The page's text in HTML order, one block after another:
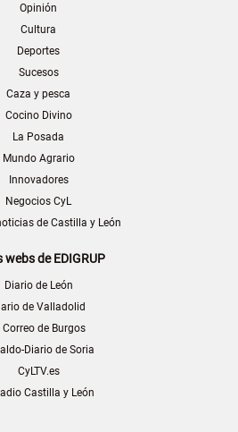
Opinión
Cultura
Deportes
Sucesos
Caza y pesca
Cocino Divino
La Posada
Mundo Agrario
Innovadores
Negocios CyL
de Castilla y León
webs de EDIGRUP
Diario de León
de Valladolid
Correo de Burgos
Diario de Soria
CyLTV.es
Castilla y León